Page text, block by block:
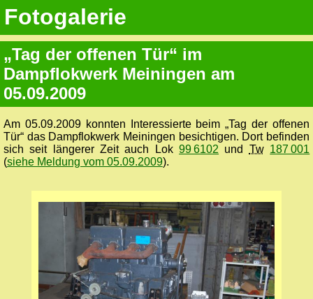
Fotogalerie
„Tag der offenen Tür“ im
Dampflokwerk Meiningen am
05.09.2009
Am 05.09.2009 konnten Interessierte beim „Tag der offenen
Tür“ das Dampflokwerk Meiningen besichtigen. Dort befinden
sich seit längerer Zeit auch Lok99 6102 und Tw 187 001
(siehe Meldung vom 05.09.2009).